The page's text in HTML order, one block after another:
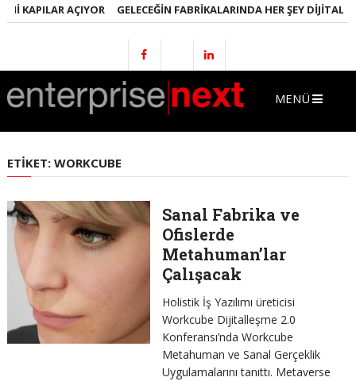
AÇIYOR GELECEĞIN FABRIKALARINDA HER ŞEY DIJITAL
MENÜ
ETIKET: WORKCUBE
Sanal Fabrika ve
Ofislerde
Metahuman’lar
Çalışacak
Holistik İş Yazılımı üreticisi
Workcube Dijitalleşme 2.0
Konferansı’nda Workcube
Metahuman ve Sanal Gerçeklik
Uygulamalarını tanıttı. Metaverse